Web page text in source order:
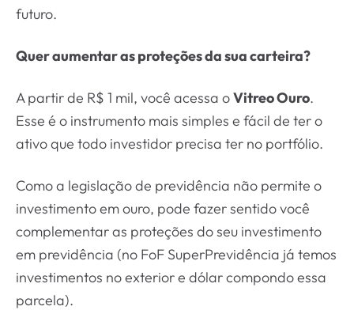
futuro.
Quer aumentar as proteções da sua carteira?
A partir de R$ 1 mil, você acessa oVitreo Ouro.
Esse é o instrumento mais simples e fácil de ter o
ativo que todo investidor precisa ter no portfólio.
Como a legislação de previdência não permite o
investimento em ouro, pode fazer sentido você
complementar as proteções do seu investimento
em previdência (no FoF SuperPrevidência já temos
investimentos no exterior e dólar compondo essa
parcela).